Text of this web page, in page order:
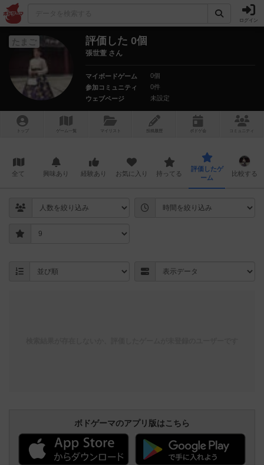
ログイン
たまご 評価した 0個
張世萱 さん
マイボードゲーム
0個
参加コミュニティ
0件
ウェブページ
未設定
トップ ゲーム一覧 マイリスト 投稿履歴 ボ ドゲ コミュニティ
全て 興味あり 経験あり お気に入り 持ってる
評価したゲ
ーム
比較する
ボドゲーマのアプリ版はこちら